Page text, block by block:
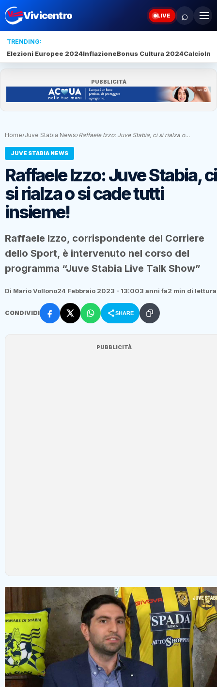
Vivicentro LIVE ⌕
TRENDING:
Elezioni Europee 2024InflazioneBonus Cultura 2024Calcio
PUBBLICITÀ
Home›Juve Stabia News›Raffaele Izzo: Juve Stabia, ci si rialza o…
JUVE STABIA NEWS
Raffaele Izzo: Juve Stabia, ci
si rialza o si cade tutti
insieme!
Raffaele Izzo, corrispondente del Corriere
dello Sport, è intervenuto nel corso del
programma “Juve Stabia Live Talk Show”
Di Mario Vollono24 Febbraio 2023 - 13:003 anni fa2 min di lettura
CONDIVIDI SHARE
PUBBLICITÀ